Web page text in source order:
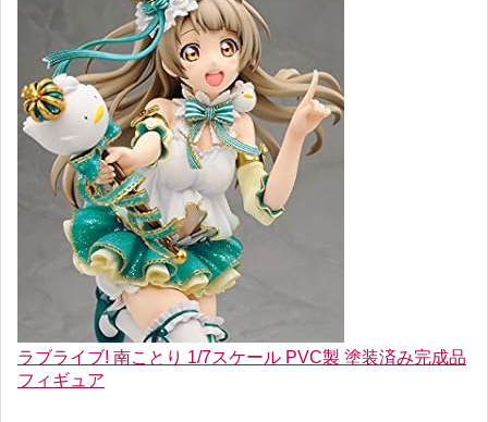
ラブライブ! 南ことり 1/7スケール PVC製 塗装済み完成品
フィギュア